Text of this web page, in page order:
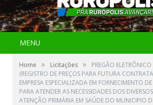
MENU
Home » Licitações »
PREGÃO
(REGISTRO DE PREÇOS PARA FUTURA
EMPRESA ESPECIALIZADA EM FORNECIMENTO
PARA ATENDER AS NECESSIDADES DOS
ATENÇÃO PRIMÁRIA EM SAÚDE DO MUNICIPIO